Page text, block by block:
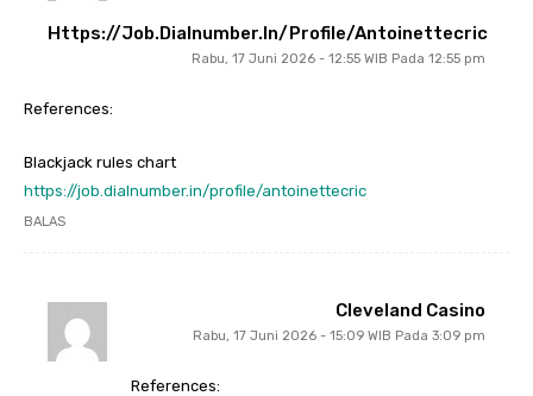
Https://job.dialnumber.in/profile/antoinettecric
Rabu, 17 Juni 2026 - 12:55 WIB Pada 12:55 pm
References:
Blackjack rules chart
https://job.dialnumber.in/profile/antoinettecric
BALAS
Cleveland Casino
Rabu, 17 Juni 2026 - 15:09 WIB Pada 3:09 pm
References: